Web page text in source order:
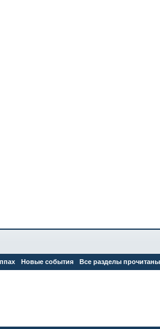
Новые события Все разделы прочитаны